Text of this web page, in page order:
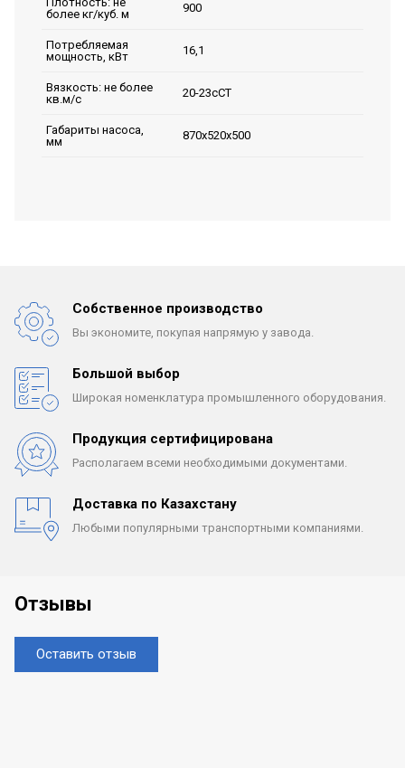
более кг/куб. м
900
Потребляемая
мощность, кВт
16,1
Вязкость: не более
кв.м/с
20-23сСТ
Габариты насоса,
мм
870х520х500
Собственное производство
Вы экономите, покупая напрямую у завода.
Большой выбор
Широкая номенклатура промышленного оборудования.
Продукция сертифицирована
Располагаем всеми необходимыми документами.
Доставка по Казахстану
Любыми популярными транспортными компаниями.
Отзывы
Оставить отзыв